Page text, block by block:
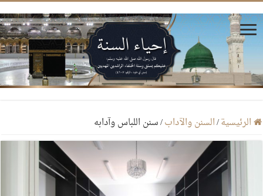
الرئيسية/السنن والآداب/سنن اللباس وآدابه